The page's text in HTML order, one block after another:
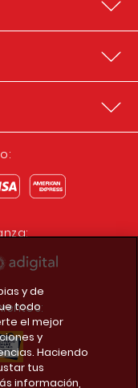
y de
todo
el mejor
y
Haciendo
tus
información,